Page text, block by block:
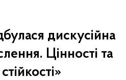
дискусійна
Цінності та
стійкості»